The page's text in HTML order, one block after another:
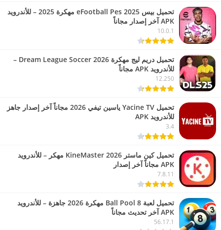
تحميل بيس eFootball Pes 2025 مهكرة 2025 – للأندرويد
APK آخر إصدار مجاناً
10.0.1
تحميل دريم ليج مهكرة 2026 Dream League Soccer –
للأندرويد APK مجاناً
12.250
تحميل Yacine TV ياسين تيفي 2026 مجاناً آخر إصدار جاهز
للأندرويد APK
3.4
تحميل كين ماستر 2026 KineMaster مهكر – للأندرويد
APK مجاناً آخر إصدار
7.8.11
تحميل لعبة 8 Ball Pool مهكرة 2026 جاهزة – للأندرويد
APK آخر تحديث مجاناً
56.17.1